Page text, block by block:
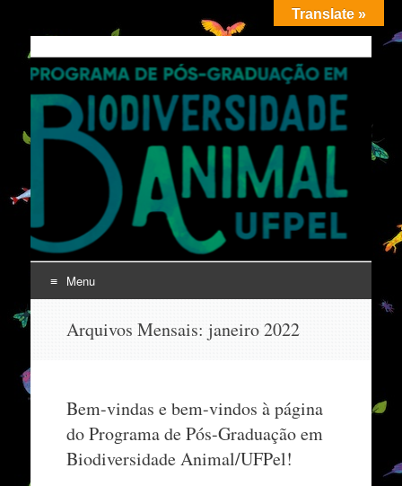
PPGBDiv
UFPel
Menu
Arquivos Mensais: janeiro 2022
Bem-vindas e bem-vindos à página
do Programa de Pós-Graduação em
Biodiversidade Animal/UFPel!
Translate »